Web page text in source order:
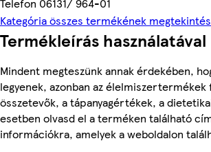
Kategória összes termékének
Termékleírás használatával
Mindent megteszünk annak érdekében,
legyenek, azonban az élelmiszertermékek
összetevők, a tápanyagértékek, a
esetben olvasd el a terméken található
információkra, amelyek a weboldalon